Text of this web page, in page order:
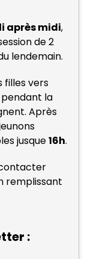
après midi,
de 2
lendemain.
filles vers
la
Après
jusque16h.
remplissant
: